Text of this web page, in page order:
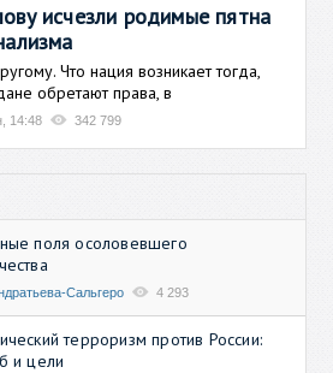
исчезли родимые пятна
Что нация возникает тогда,
обретают права, в
14:48 342 799
поля осоловевшего
Сальгеро 4 293
терроризм против России:
и цели